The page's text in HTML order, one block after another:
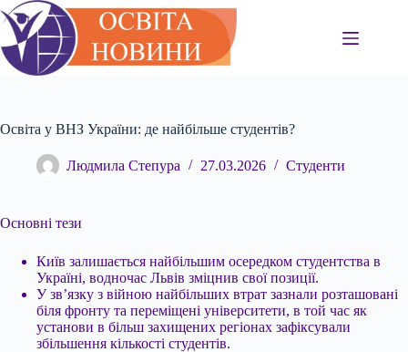
Перейти
до
вмісту
Освіта у ВНЗ України: де найбільше студентів?
Людмила Степура 27.03.2026 Студенти
Основні тези
Київ залишається найбільшим осередком студентства в
Україні, водночас Львів зміцнив свої позиції.
У зв’язку з війною найбільших втрат зазнали розташовані
біля фронту та переміщені університети, в той час як
установи в більш захищених регіонах зафіксували
збільшення кількості студентів.